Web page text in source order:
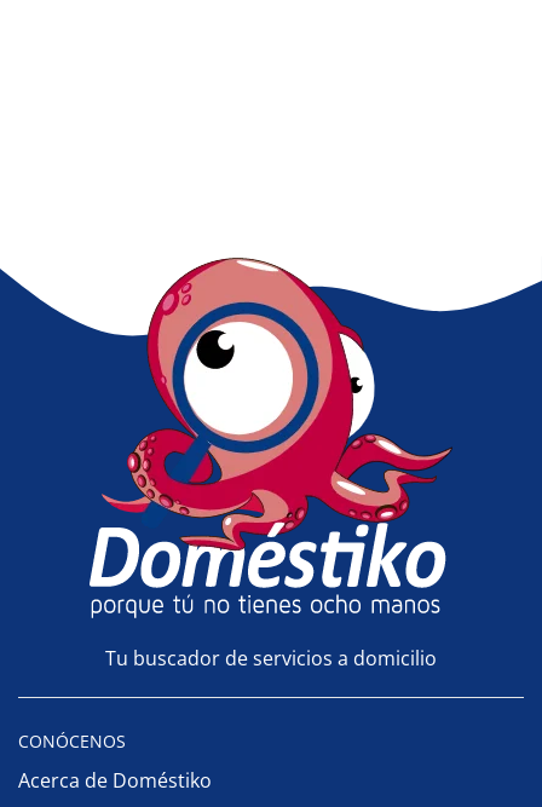
Tu buscador de servicios a domicilio
CONÓCENOS
Acerca de Doméstiko